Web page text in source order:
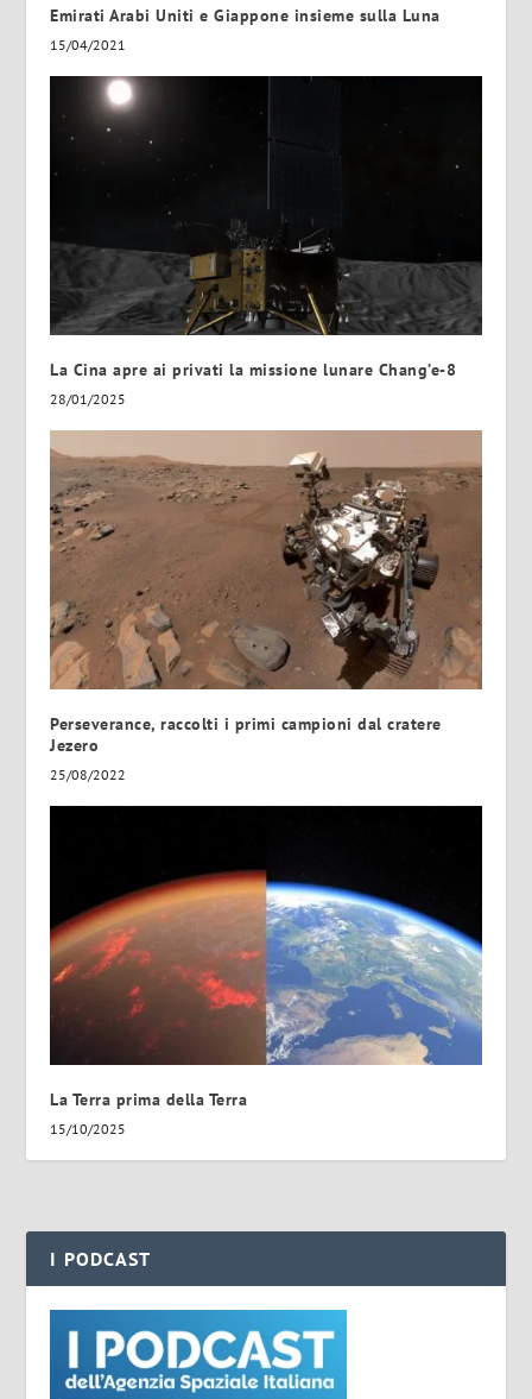
Emirati Arabi Uniti e Giappone insieme sulla Luna
15/04/2021
La Cina apre ai privati la missione lunare Chang’e-8
28/01/2025
Perseverance, raccolti i primi campioni dal cratere
Jezero
25/08/2022
La Terra prima della Terra
15/10/2025
I PODCAST